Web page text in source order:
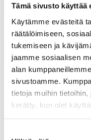
Tämä sivusto käyttää
Käytämme evästeitä
räätälöimiseen,
tukemiseen ja
jaamme sosiaalisen
alan
sivustoamme.
tietoja muihin
kerätty, kun olet
Seuraa toimintaamme
Arkistot
2026
2025